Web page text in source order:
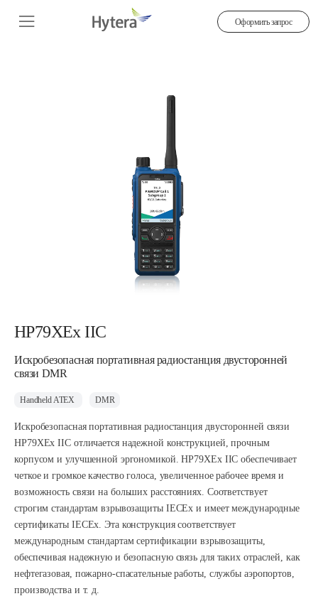
Оформить запрос
HP79XEx IIC
Искробезопасная портативная радиостанция двусторонней
связи DMR
Handheld ATEX DMR
Искробезопасная портативная радиостанция двусторонней связи
HP79XEx IIC отличается надежной конструкцией, прочным
корпусом и улучшенной эргономикой. HP79XEx IIC обеспечивает
четкое и громкое качество голоса, увеличенное рабочее время и
возможность связи на больших расстояниях. Соответствует
строгим стандартам взрывозащиты IECEx и имеет международные
сертификаты IECEx. Эта конструкция соответствует
международным стандартам сертификации взрывозащиты,
обеспечивая надежную и безопасную связь для таких отраслей, как
нефтегазовая, пожарно-спасательные работы, службы аэропортов,
производства и т. д.